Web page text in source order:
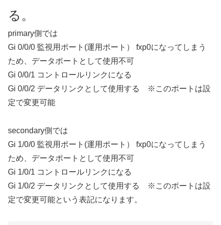
る。
primary側では
Gi 0/0/0 監視用ポート(運用ポート） fxp0になってしまう
ため、データポートとして使用不可
Gi 0/0/1 コントロールリンクになる
Gi 0/0/2 データリンクとして使用する ※このポートは設
定で変更可能
secondary側では
Gi 1/0/0 監視用ポート(運用ポート） fxp0になってしまう
ため、データポートとして使用不可
Gi 1/0/1 コントロールリンクになる
Gi 1/0/2 データリンクとして使用する ※このポートは設
定で変更可能という表記になります。